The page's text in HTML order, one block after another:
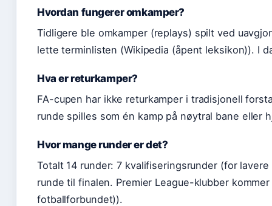
Hvordan fungerer omkamper?
Tidligere ble omkamper (replays) spilt ved
lette terminlisten (Wikipedia (åpent leksikon)). I
Hva er returkamper?
FA-cupen har ikke returkamper i tradisjonell
runde spilles som én kamp på nøytral bane eller
Hvor mange runder er det?
Totalt 14 runder: 7 kvalifiseringsrunder (for
runde til finalen. Premier League-klubber
fotballforbundet)).